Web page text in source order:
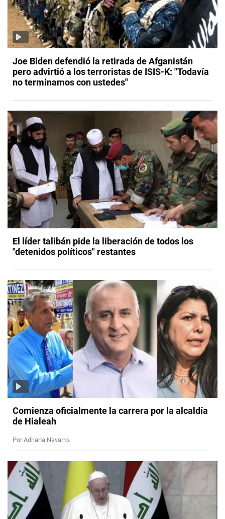
Joe Biden defendió la retirada de Afganistán
pero advirtió a los terroristas de ISIS-K: "Todavía
no terminamos con ustedes"
El líder talibán pide la liberación de todos los
"detenidos políticos" restantes
Comienza oficialmente la carrera por la alcaldía
de Hialeah
Por Adriana Navarro.